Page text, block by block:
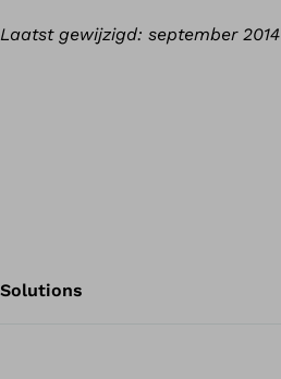
Laatst gewijzigd: september 2014
Solutions